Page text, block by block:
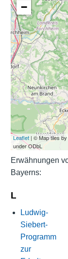
−
Leaflet| © Map tiles by
under ODbL
Erwähnungen
Bayerns:
L
Ludwig-
Siebert-
Programm
zur